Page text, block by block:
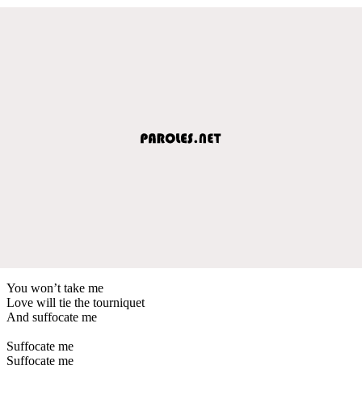
You won’t take me
Love will tie the tourniquet
And suffocate me
Suffocate me
Suffocate me